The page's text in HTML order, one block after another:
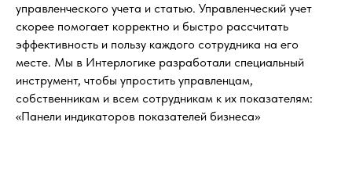
управленческого учета и статью. Управленческий учет
скорее помогает корректно и быстро рассчитать
эффективность и пользу каждого сотрудника на его
месте. Мы в Интерлогике разработали специальный
инструмент, чтобы упростить управленцам,
собственникам и всем сотрудникам к их показателям:
«Панели индикаторов показателей бизнеса»